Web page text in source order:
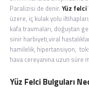
Paralizisi de denir. Yüz felci
üzere, iç kulak yolu
kafa travmaları, doğuştan
sinir harbiyeti,viral
hamilelik, hipertansiyon,
hava cereyanına uzun süre
Yüz Felci Bulguları